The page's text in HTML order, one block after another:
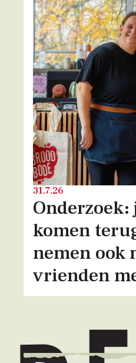
31.7.26
komen
nemen ook
vrienden